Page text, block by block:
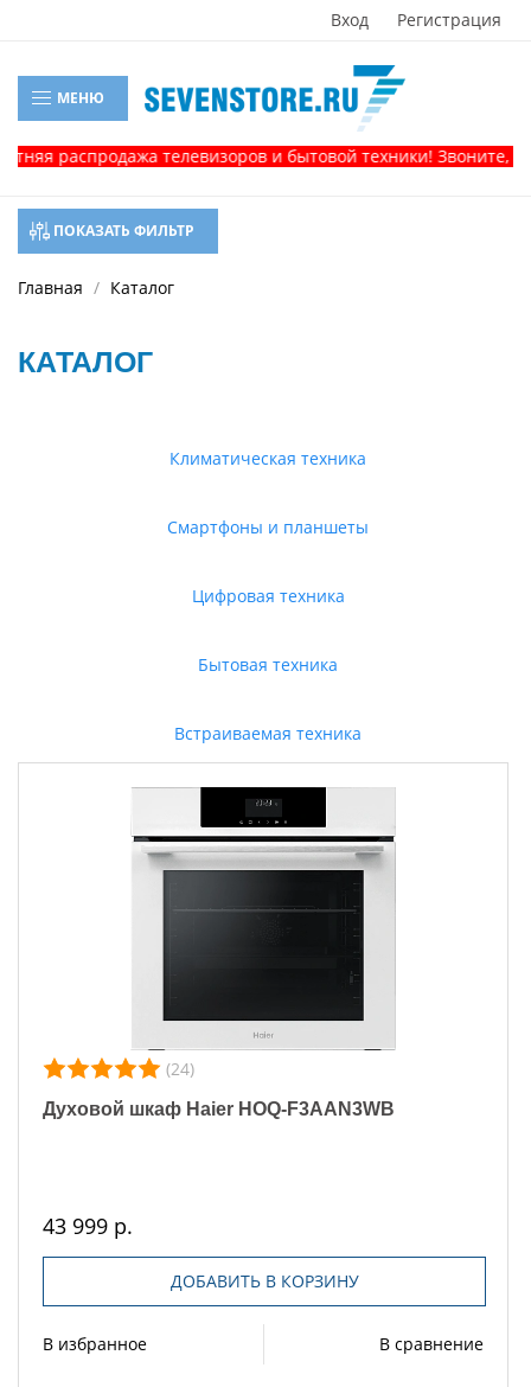
Вход Регистрация
МЕНЮ
телевизоров и бытовой техники! Звоните, и
ПОКАЗАТЬ ФИЛЬТР
Главная Каталог
КАТАЛОГ
Климатическая техника
Смартфоны и планшеты
Цифровая техника
Бытовая техника
Встраиваемая техника
(24)
Духовой шкаф Haier HOQ-F3AAN3WB
43 999 р.
ДОБАВИТЬ В КОРЗИНУ
В избранное В сравнение